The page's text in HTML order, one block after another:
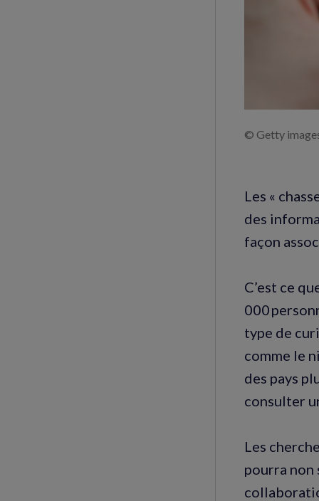
© Getty
Les «
des
façon
C’est ce
000
type de
comme le
des pays
consulter
Les
pourra non